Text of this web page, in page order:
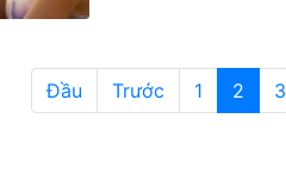
Đầu Trước 1 2 3